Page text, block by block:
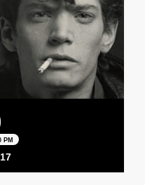
PM